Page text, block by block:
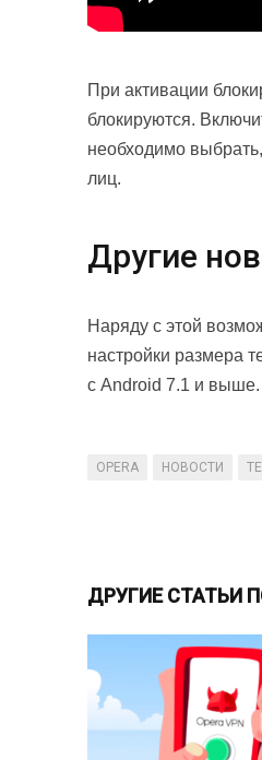
При активации
блокируются.
необходимо
лиц.
Другие
Наряду с этой
настройки размера
с Android 7.1 и
OPERA НОВОСТИ
ДРУГИЕ СТАТЬИ